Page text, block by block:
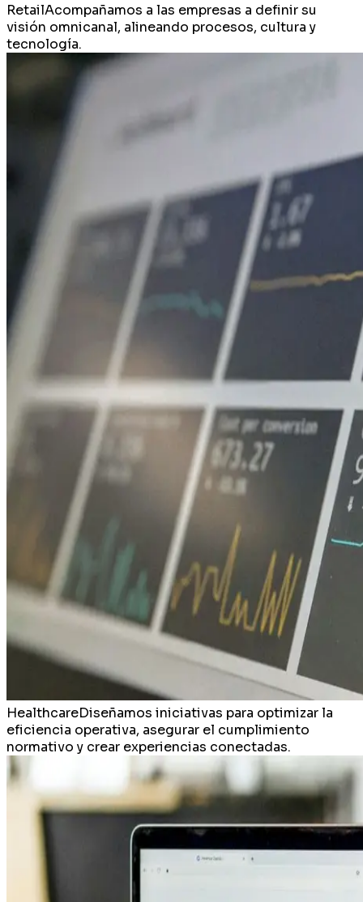
RetailAcompañamos a las empresas a definir su
visión omnicanal, alineando procesos, cultura y
tecnología.
HealthcareDiseñamos iniciativas para optimizar la
eficiencia operativa, asegurar el cumplimiento
normativo y crear experiencias conectadas.